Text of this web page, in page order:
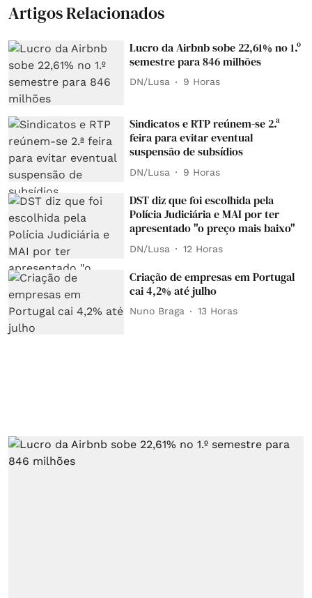
Artigos Relacionados
Lucro da Airbnb sobe 22,61% no 1.º
semestre para 846 milhões
DN/Lusa 9 Horas
Sindicatos e RTP reúnem-se 2.ª
feira para evitar eventual
suspensão de subsídios
DN/Lusa 9 Horas
DST diz que foi escolhida pela
Polícia Judiciária e MAI por ter
apresentado "o preço mais baixo"
DN/Lusa 12 Horas
Criação de empresas em Portugal
cai 4,2% até julho
Nuno Braga 13 Horas